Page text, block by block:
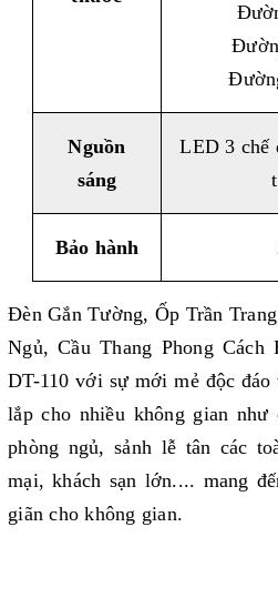
Nguồn
sáng
LED 3 chế
Bảo hành
Đèn Gắn Tường, Ốp Trần
Ngủ, Cầu Thang Phong
DT-110 với sự mới mẻ độc đáo
lắp cho nhiều không gian như
phòng ngủ, sảnh lễ tân các
mại, khách sạn lớn.... mang
giãn cho không gian.